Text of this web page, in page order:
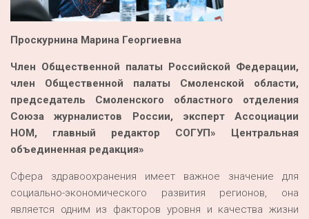
Проскурнина Марина Георгиевна
Член Общественной палаты Российской Федерации,
член Общественной палаты Смоленской области,
председатель Смоленского областного отделения
Союза журналистов России, эксперт Ассоциации
НОМ, главный редактор СОГУП» Центральная
объединенная редакция»
Сфера здравоохранения имеет важное значение для
социально-экономического развития регионов, она
является одним из факторов уровня и качества жизни